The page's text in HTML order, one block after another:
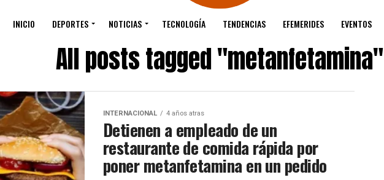
INICIO DEPORTES NOTICIAS TECNOLOGÍA TENDENCIAS EFEMERIDES EVENTOS
All posts tagged "metanfetamina"
INTERNACIONAL 4 años atras
Detienen a empleado de un
restaurante de comida rápida por
poner metanfetamina en un pedido